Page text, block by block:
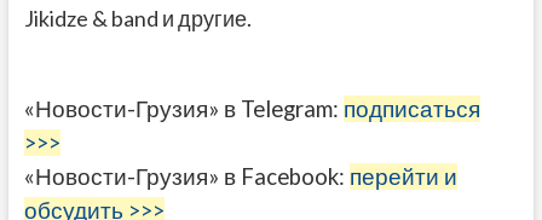
Jikidze & band и другие.
«Новости-Грузия» в Telegram: подписаться
>>>
«Новости-Грузия» в Facebook: перейти и
обсудить >>>